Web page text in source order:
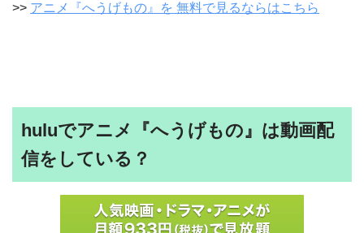
>> アニメ『へうげもの』を 無料で見るならはこちら
huluでアニメ『へうげもの』は動画配
信をしている？